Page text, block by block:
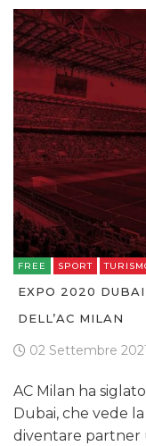
FREE SPORT
EXPO 2020
DELL’AC MILAN
02 Settembre
AC Milan ha
Dubai, che vede
diventare partner